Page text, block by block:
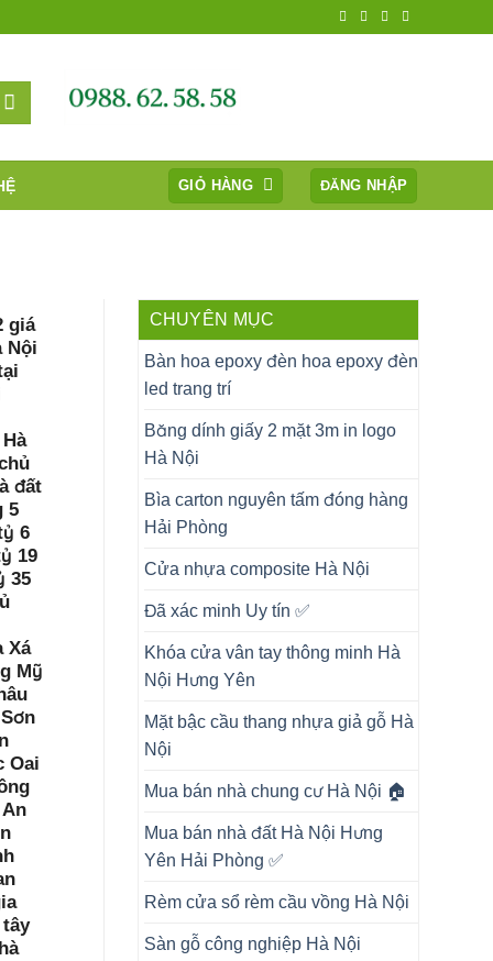
GIỎ HÀNG ĐĂNG NHẬP
giá
Nội
đất
5
6
19
35
Xá
Mỹ
Oai
CHUYÊN MỤC
Bàn hoa epoxy đèn hoa epoxy đèn
led trang trí
Băng dính giấy 2 mặt 3m in logo
Hà Nội
Bìa carton nguyên tấm đóng hàng
Hải Phòng
Cửa nhựa composite Hà Nội
Đã xác minh Uy tín ✅
Khóa cửa vân tay thông minh Hà
Nội Hưng Yên
Mặt bậc cầu thang nhựa giả gỗ Hà
Nội
Mua bán nhà chung cư Hà Nội 🏠
Mua bán nhà đất Hà Nội Hưng
Yên Hải Phòng ✅
Rèm cửa sổ rèm cầu vồng Hà Nội
Sàn gỗ công nghiệp Hà Nội